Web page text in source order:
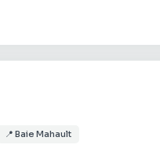
📍 Baie Mahault